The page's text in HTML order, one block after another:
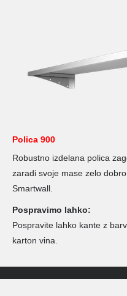
Polica 900
Robustno izdelana polica
zaradi svoje mase zelo
Smartwall.
Pospravimo lahko:
Pospravite lahko kante z
karton vina.